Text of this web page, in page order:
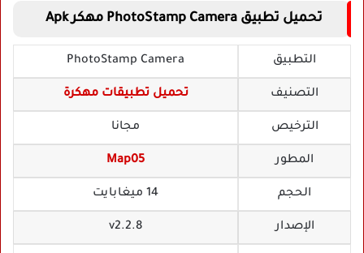
تحميل تطبيق PhotoStamp Camera مهكر Apk
التطبيق PhotoStamp Camera
التصنيف تحميل تطبيقات مهكرة
الترخيص مجانا
المطور Map05
الحجم 14 ميغابايت
الإصدار v2.2.8